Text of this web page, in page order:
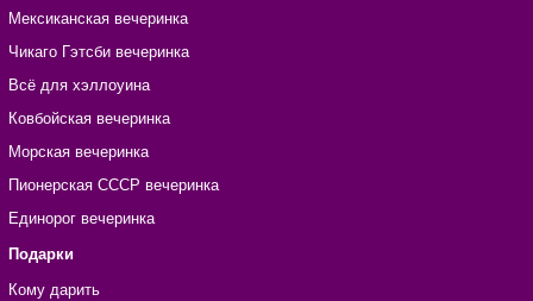
Мексиканская вечеринка
Чикаго Гэтсби вечеринка
Всё для хэллоуина
Ковбойская вечеринка
Морская вечеринка
Пионерская СССР вечеринка
Единорог вечеринка
Подарки
Кому дарить